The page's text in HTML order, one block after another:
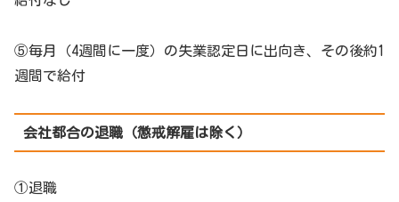
⑤毎月（4週間に一度）の失業認定日に出向き、その後約1
週間で給付
会社都合の退職（懲戒解雇は除く）
①退職